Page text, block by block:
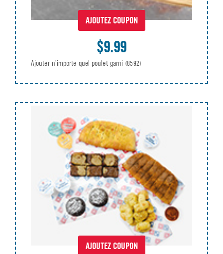
AJOUTEZ COUPON
$9.99
Ajouter n’importe quel poulet garni (8592)
AJOUTEZ COUPON